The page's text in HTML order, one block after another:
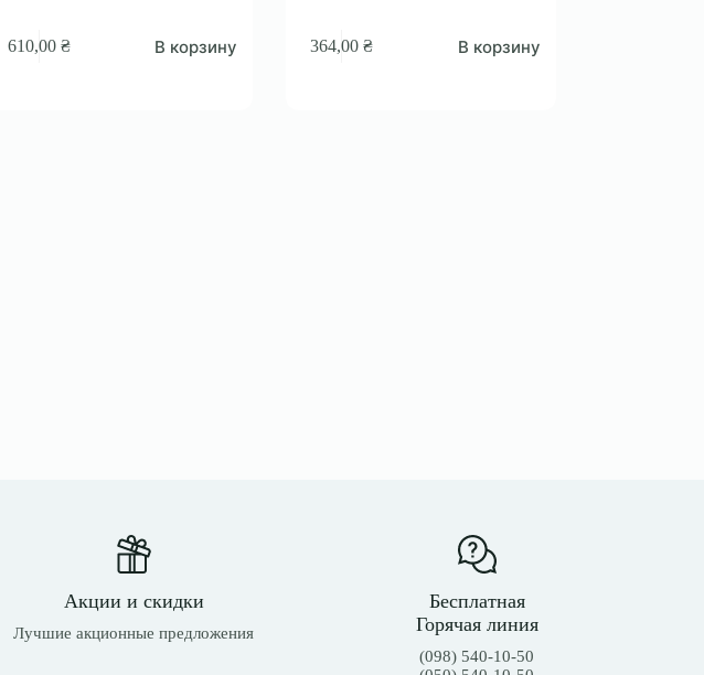
610,00 ₴ В корзину 364,00₴ В корзину
Акции и скидки
Лучшие акционные предложения
Бесплатная
Горячая линия
(098) 540-10-50